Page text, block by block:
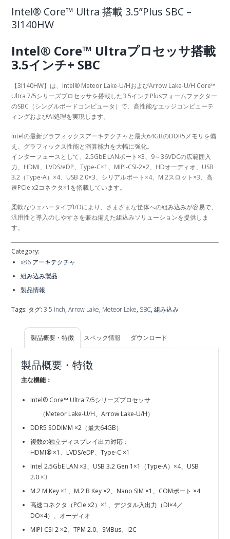
Intel® Core™ Ultra 搭載 3.5”Plus SBC –
3I140HW
Intel® Core™ Ultraプロセッサ搭載
3.5インチ+ SBC
【3I140HW】は、Intel® Meteor Lake-U/HおよびArrow Lake-U/H Core™
Ultra 7/5シリーズプロセッサを搭載した3.5インチPlusフォームファクター
のSBC（シングルボードコンピュータ）で、高性能なエッジコンピューテ
ィングおよびAI処理を実現します。
Intelの最新グラフィックスアーキテクチャと最大64GBのDDR5メモリを備
え、グラフィックス性能と演算能力を大幅に強化。
インターフェースとして、2.5GbE LANポート×3、9～36VDCの広範囲入
力、HDMI、LVDS/eDP、Type-C×1、MIPI-CSI-2×2、HDオーディオ、USB
3.2（Type-A）×4、USB 2.0×3、シリアルポート×4、M.2スロット×3、高
速PCIe x2コネクタ×1を搭載しています。
柔軟なウェハータイプI/Oにより、さまざまな筐体への組み込みが容易で、
汎用性と導入のしやすさを兼ね備えた組込みソリューションを提供しま
す。
Category:
x86 アーキテクチャ
組み込み製品
製品情報
Tags: タグ:3.5 inch,Arrow Lake, Meteor Lake, SBC,組み込み
製品概要・特徴 スペック情報 ダウンロード
製品概要・特徴
主な機能：
Intel® Core™ Ultra 7/5シリーズプロセッサ
（Meteor Lake-U/H、Arrow Lake-U/H）
DDR5 SODIMM ×2（最大64GB）
複数の独立ディスプレイ出力対応：
HDMI® ×1、LVDS/eDP、Type-C ×1
Intel 2.5GbE LAN ×3、USB 3.2 Gen 1×1（Type-A）×4、USB
2.0 ×3
M.2 M Key ×1、M.2 B Key ×2、Nano SIM ×1、COMポート ×4
高速コネクタ（PCIe x2）×1、デジタル入出力（DI×4／
DO×4）、オーディオ
MIPI-CSI-2 ×2、TPM 2.0、SMBus、I2C